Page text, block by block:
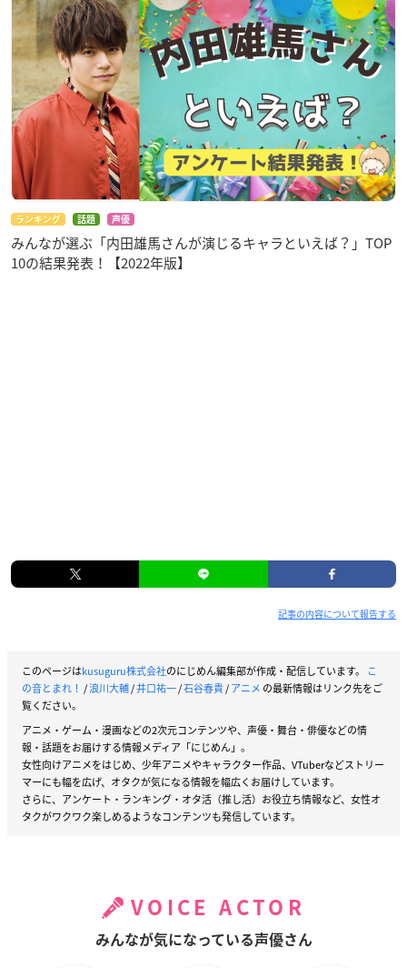
ランキング 話題 声優
みんなが選ぶ「内田雄馬さんが演じるキャラといえば？」TOP
10の結果発表！【2022年版】
記事の内容について報告する
このページはkusuguru株式会社のにじめん編集部が作成・配信しています。
こ
の音とまれ！ /浪川大輔/井口祐一/石谷春貴/アニメ の最新情報はリンク先をご
覧ください。
アニメ・ゲーム・漫画などの2次元コンテンツや、声優・舞台・俳優などの情
報・話題をお届けする情報メディア「にじめん」。
女性向けアニメをはじめ、少年アニメやキャラクター作品、VTuberなどストリー
マーにも幅を広げ、オタクが気になる情報を幅広くお届けしています。
さらに、アンケート・ランキング・オタ活（推し活）お役立ち情報など、女性オ
タクがワクワク楽しめるようなコンテンツも発信しています。
VOICE ACTOR
みんなが気になっている声優さん